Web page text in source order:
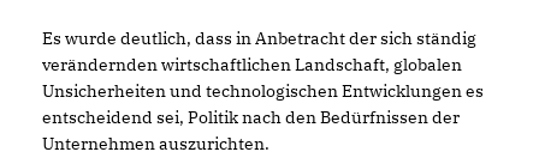
Es wurde deutlich, dass in Anbetracht der sich ständig
verändernden wirtschaftlichen Landschaft, globalen
Unsicherheiten und technologischen Entwicklungen es
entscheidend sei, Politik nach den Bedürfnissen der
Unternehmen auszurichten.